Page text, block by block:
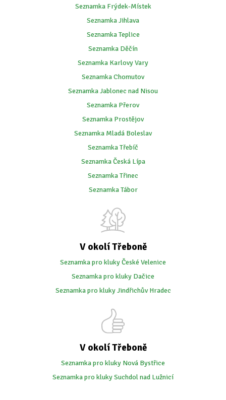
Seznamka Frýdek-Místek
Seznamka Jihlava
Seznamka Teplice
Seznamka Děčín
Seznamka Karlovy Vary
Seznamka Chomutov
Seznamka Jablonec nad Nisou
Seznamka Přerov
Seznamka Prostějov
Seznamka Mladá Boleslav
Seznamka Třebíč
Seznamka Česká Lípa
Seznamka Třinec
Seznamka Tábor
V okolí Třeboně
Seznamka pro kluky České Velenice
Seznamka pro kluky Dačice
Seznamka pro kluky Jindřichův Hradec
V okolí Třeboně
Seznamka pro kluky Nová Bystřice
Seznamka pro kluky Suchdol nad Lužnicí